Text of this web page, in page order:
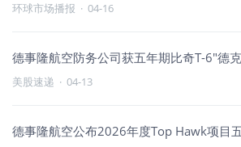
环球市场播报 · 04-16
德事隆航空防务公司获五年期比奇T-6"德
美股速递 · 04-13
德事隆航空公布2026年度Top Hawk项目